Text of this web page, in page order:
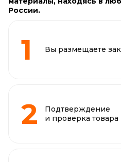
России.
Вы размещаете
Подтверждение
и проверка товара